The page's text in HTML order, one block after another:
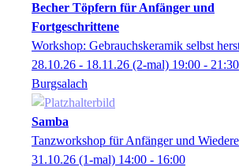
Becher Töpfern für Anfänger und
Fortgeschrittene
Workshop: Gebrauchskeramik selbst
28.10.26 - 18.11.26 (2-mal) 19:00 - 21:30
Burgsalach
Samba
Tanzworkshop für Anfänger und
31.10.26 (1-mal) 14:00 - 16:00